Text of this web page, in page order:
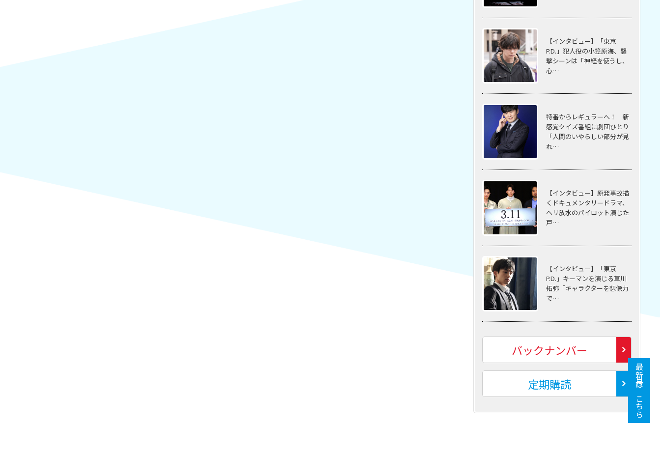
【インタビュー】「東京
P.D.」犯人役の小笠原海、襲
撃シーンは「神経を使うし、
心…
特番からレギュラーへ！ 新
感覚クイズ番組に劇団ひとり
「人間のいやらしい部分が見
れ…
【インタビュー】原発事故描
くドキュメンタリードラマ、
ヘリ放水のパイロット演じた
戸…
【インタビュー】「東京
P.D.」キーマンを演じる草川
拓弥「キャラクターを想像力
で…
バックナンバー
定期購読 最新号はこちら